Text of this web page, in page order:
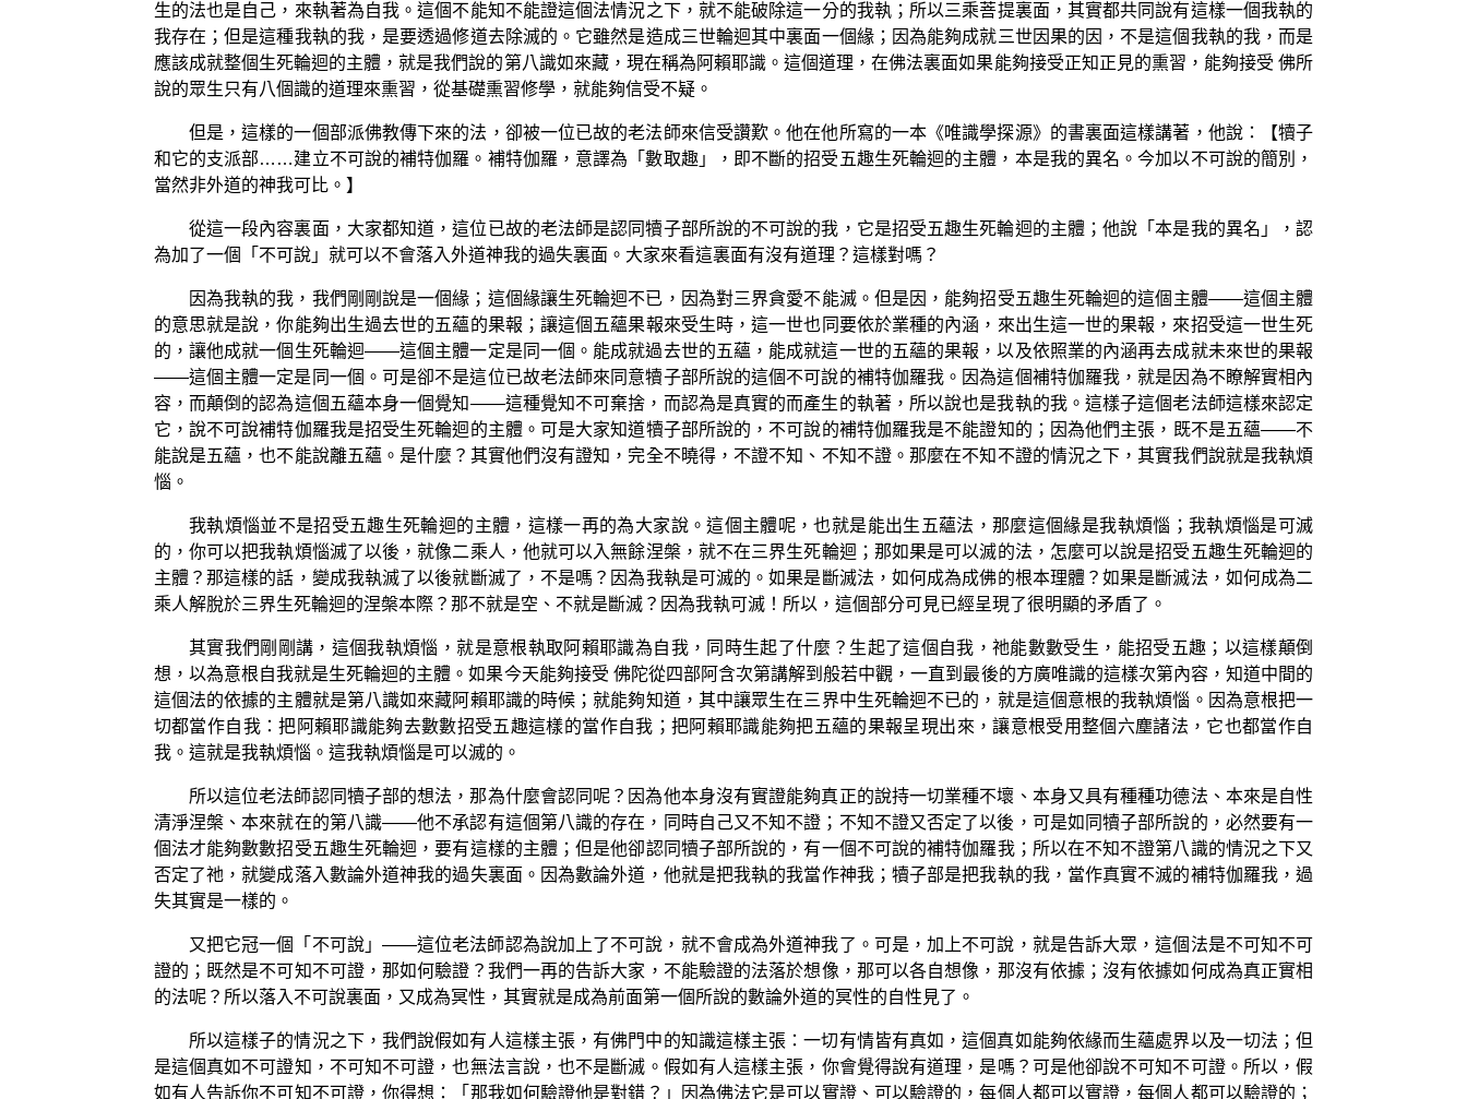
生的法也是自己，來執著為自我。這個不能知不能證這個法情況之下，就不能破除這一分的我執；所以三乘菩提裏面，其實都共同說有這樣一個我執的
我存在；但是這種我執的我，是要透過修道去除滅的。它雖然是造成三世輪迴其中裏面一個緣；因為能夠成就三世因果的因，不是這個我執的我，而是
應該成就整個生死輪迴的主體，就是我們說的第八識如來藏，現在稱為阿賴耶識。這個道理，在佛法裏面如果能夠接受正知正見的熏習，能夠接受 佛所
說的眾生只有八個識的道理來熏習，從基礎熏習修學，就能夠信受不疑。
但是，這樣的一個部派佛教傳下來的法，卻被一位已故的老法師來信受讚歎。他在他所寫的一本《唯識學探源》的書裏面這樣講著，他說：【犢子
和它的支派部……建立不可說的補特伽羅。補特伽羅，意譯為「數取趣」，即不斷的招受五趣生死輪迴的主體，本是我的異名。今加以不可說的簡別，
當然非外道的神我可比。】
從這一段內容裏面，大家都知道，這位已故的老法師是認同犢子部所說的不可說的我，它是招受五趣生死輪迴的主體；他說「本是我的異名」，認
為加了一個「不可說」就可以不會落入外道神我的過失裏面。大家來看這裏面有沒有道理？這樣對嗎？
因為我執的我，我們剛剛說是一個緣；這個緣讓生死輪迴不已，因為對三界貪愛不能滅。但是因，能夠招受五趣生死輪迴的這個主體——這個主體
的意思就是說，你能夠出生過去世的五蘊的果報；讓這個五蘊果報來受生時，這一世也同要依於業種的內涵，來出生這一世的果報，來招受這一世生死
的，讓他成就一個生死輪迴——這個主體一定是同一個。能成就過去世的五蘊，能成就這一世的五蘊的果報，以及依照業的內涵再去成就未來世的果報
——這個主體一定是同一個。可是卻不是這位已故老法師來同意犢子部所說的這個不可說的補特伽羅我。因為這個補特伽羅我，就是因為不瞭解實相內
容，而顛倒的認為這個五蘊本身一個覺知——這種覺知不可棄捨，而認為是真實的而產生的執著，所以說也是我執的我。這樣子這個老法師這樣來認定
它，說不可說補特伽羅我是招受生死輪迴的主體。可是大家知道犢子部所說的，不可說的補特伽羅我是不能證知的；因為他們主張，既不是五蘊——不
能說是五蘊，也不能說離五蘊。是什麼？其實他們沒有證知，完全不曉得，不證不知、不知不證。那麼在不知不證的情況之下，其實我們說就是我執煩
惱。
我執煩惱並不是招受五趣生死輪迴的主體，這樣一再的為大家說。這個主體呢，也就是能出生五蘊法，那麼這個緣是我執煩惱；我執煩惱是可滅
的，你可以把我執煩惱滅了以後，就像二乘人，他就可以入無餘涅槃，就不在三界生死輪迴；那如果是可以滅的法，怎麼可以說是招受五趣生死輪迴的
主體？那這樣的話，變成我執滅了以後就斷滅了，不是嗎？因為我執是可滅的。如果是斷滅法，如何成為成佛的根本理體？如果是斷滅法，如何成為二
乘人解脫於三界生死輪迴的涅槃本際？那不就是空、不就是斷滅？因為我執可滅！所以，這個部分可見已經呈現了很明顯的矛盾了。
其實我們剛剛講，這個我執煩惱，就是意根執取阿賴耶識為自我，同時生起了什麼？生起了這個自我，祂能數數受生，能招受五趣；以這樣顛倒
想，以為意根自我就是生死輪迴的主體。如果今天能夠接受 佛陀從四部阿含次第講解到般若中觀，一直到最後的方廣唯識的這樣次第內容，知道中間的
這個法的依據的主體就是第八識如來藏阿賴耶識的時候；就能夠知道，其中讓眾生在三界中生死輪迴不已的，就是這個意根的我執煩惱。因為意根把一
切都當作自我：把阿賴耶識能夠去數數招受五趣這樣的當作自我；把阿賴耶識能夠把五蘊的果報呈現出來，讓意根受用整個六塵諸法，它也都當作自
我。這就是我執煩惱。這我執煩惱是可以滅的。
所以這位老法師認同犢子部的想法，那為什麼會認同呢？因為他本身沒有實證能夠真正的說持一切業種不壞、本身又具有種種功德法、本來是自性
清淨涅槃、本來就在的第八識——他不承認有這個第八識的存在，同時自己又不知不證；不知不證又否定了以後，可是如同犢子部所說的，必然要有一
個法才能夠數數招受五趣生死輪迴，要有這樣的主體；但是他卻認同犢子部所說的，有一個不可說的補特伽羅我；所以在不知不證第八識的情況之下又
否定了祂，就變成落入數論外道神我的過失裏面。因為數論外道，他就是把我執的我當作神我；犢子部是把我執的我，當作真實不滅的補特伽羅我，過
失其實是一樣的。
又把它冠一個「不可說」——這位老法師認為說加上了不可說，就不會成為外道神我了。可是，加上不可說，就是告訴大眾，這個法是不可知不可
證的；既然是不可知不可證，那如何驗證？我們一再的告訴大家，不能驗證的法落於想像，那可以各自想像，那沒有依據；沒有依據如何成為真正實相
的法呢？所以落入不可說裏面，又成為冥性，其實就是成為前面第一個所說的數論外道的冥性的自性見了。
所以這樣子的情況之下，我們說假如有人這樣主張，有佛門中的知識這樣主張：一切有情皆有真如，這個真如能夠依緣而生蘊處界以及一切法；但
是這個真如不可證知，不可知不可證，也無法言說，也不是斷滅。假如有人這樣主張，你會覺得說有道理，是嗎？可是他卻說不可知不可證。所以，假
如有人告訴你不可知不可證，你得想：「那我如何驗證他是對錯？」因為佛法它是可以實證、可以驗證的，每個人都可以實證，每個人都可以驗證的；